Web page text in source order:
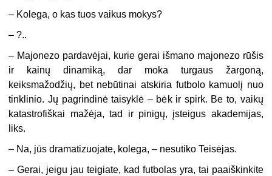
– Kolega, o kas tuos vaikus mokys?
– ?..
– Majonezo pardavėjai, kurie gerai išmano majonezo rūšis
ir kainų dinamiką, dar moka turgaus žargoną,
keiksmažodžių, bet nebūtinai atskiria futbolo kamuolį nuo
tinklinio. Jų pagrindinė taisyklė – bėk ir spirk. Be to, vaikų
katastrofiškai mažėja, tad ir pinigų, įsteigus akademijas,
liks.
– Na, jūs dramatizuojate, kolega, – nesutiko Teisėjas.
– Gerai, jeigu jau teigiate, kad futbolas yra, tai paaiškinkite